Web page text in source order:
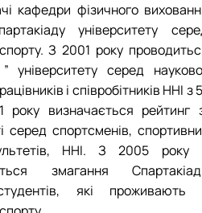
кафедри фізичного
університету
З 2001 року
університету серед
і співробітників ННІ з
визначається рейтинг
серед спортсменів,
ННІ. З 2005 року
змагання
які проживають